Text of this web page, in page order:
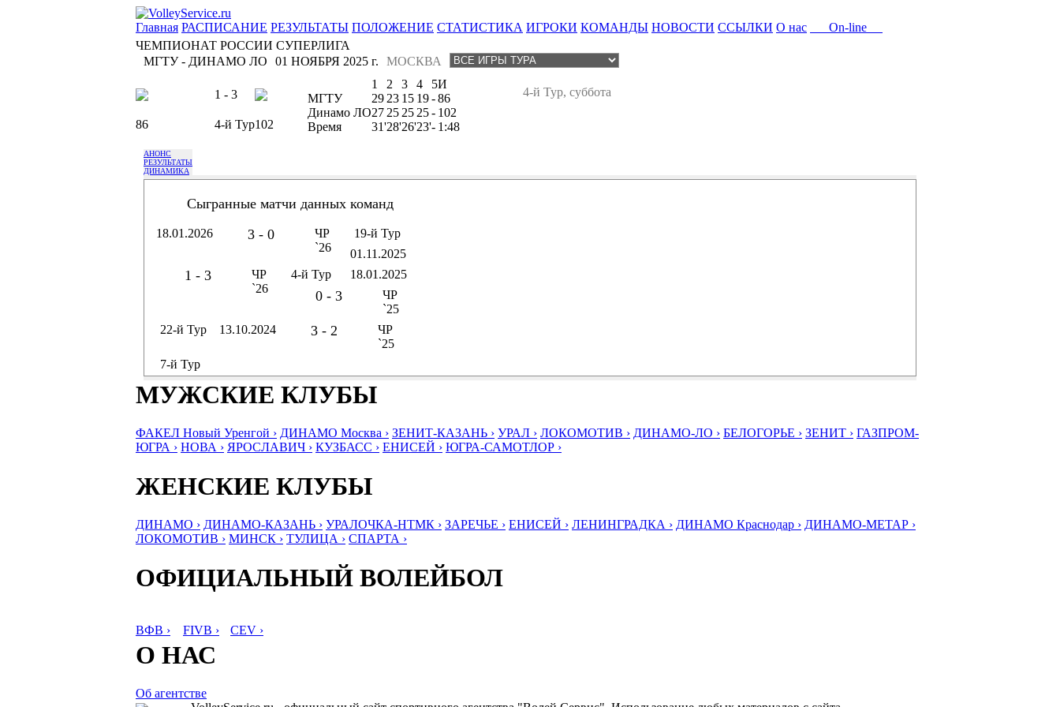
Главная РАСПИСАНИЕ РЕЗУЛЬТАТЫ ПОЛОЖЕНИЕ СТАТИСТИКА ИГРОКИ КОМАНДЫ НОВОСТИ ССЫЛКИ О нас
On-line
ЧЕМПИОНАТ РОССИИ СУПЕРЛИГА
МГТУ - ДИНАМО ЛО
МОСКВА
01 НОЯБРЯ 2025 г.
1 - 3
86 4-й Тур102
4-й Тур, суббота
1 2 3 4 5И
МГТУ
29 23 15 19-86
Динамо ЛО27 25 25 25- 102
Время
31'28'26'23'- 1:48
АНОНС
РЕЗУЛЬТАТЫ
ДИНАМИКА
Сыгранные матчи данных команд
18.01.2026 3 - 0
ЧР
`26
19-й Тур
01.11.2025
1 - 3
ЧР
`26
4-й Тур 18.01.2025
0 - 3
ЧР
`25
22-й Тур
13.10.2024 3 - 2
ЧР
`25
7-й Тур
МУЖСКИЕ КЛУБЫ
ФАКЕЛ Новый Уренгой › ДИНАМО Москва › ЗЕНИТ-КАЗАНЬ › УРАЛ › ЛОКОМОТИВ › ДИНАМО-ЛО › БЕЛОГОРЬЕ › ЗЕНИТ › ГАЗПРОМ-
ЮГРА › НОВА › ЯРОСЛАВИЧ › КУЗБАСС › ЕНИСЕЙ › ЮГРА-САМОТЛОР ›
ЖЕНСКИЕ КЛУБЫ
ДИНАМО › ДИНАМО-КАЗАНЬ › УРАЛОЧКА-НТМК › ЗАРЕЧЬЕ › ЕНИСЕЙ › ЛЕНИНГРАДКА › ДИНАМО Краснодар › ДИНАМО-МЕТАР ›
ЛОКОМОТИВ › МИНСК › ТУЛИЦА › СПАРТА ›
ОФИЦИАЛЬНЫЙ ВОЛЕЙБОЛ
ВФВ › FIVB › CEV ›
О НАС
Об агентстве